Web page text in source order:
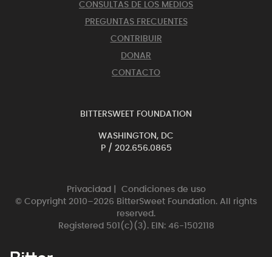
CONSULTAS DE LOS MEDIOS
PREGUNTAS FRECUENTES
CONTRIBUIR
DONAR
CONTACTO
BITTERSWEET FOUNDATION
WASHINGTON, DC
P / 202.656.0865
Privacidad
Condiciones de uso
© Copyright 2010–2026 BitterSweet Foundation. All rights
reserved.
Registered 501(c)(3). EIN: 46-1502118